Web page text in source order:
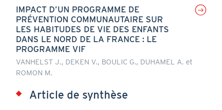
IMPACT D’UN PROGRAMME DE
PRÉVENTION COMMUNAUTAIRE SUR
LES HABITUDES DE VIE DES ENFANTS
DANS LE NORD DE LA FRANCE : LE
PROGRAMME VIF
VANHELST J., DEKEN V., BOULIC G., DUHAMEL A. et
ROMON M.
Article de synthèse